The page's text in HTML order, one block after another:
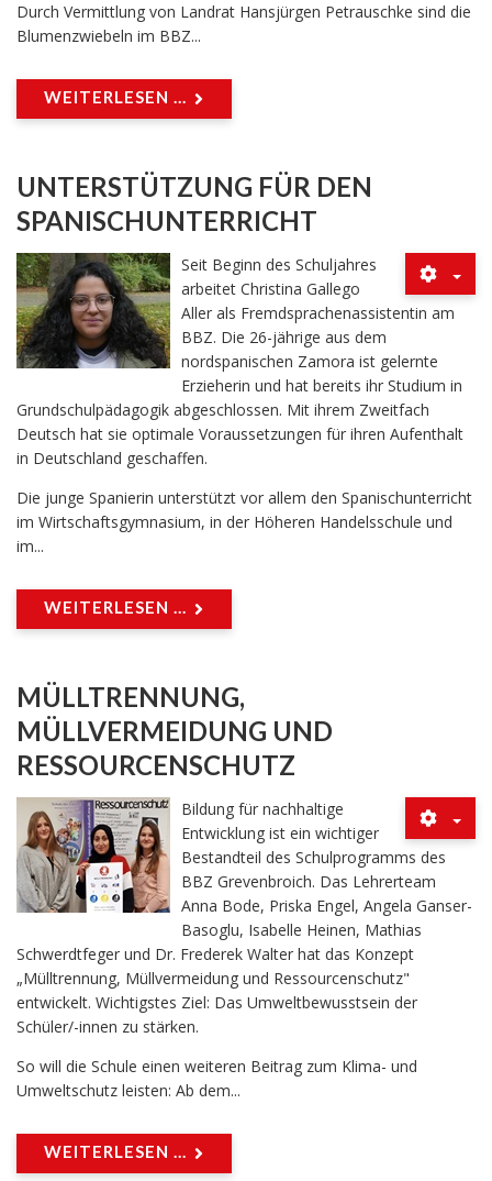
Durch Vermittlung von Landrat Hansjürgen Petrauschke sind die
Blumenzwiebeln im BBZ...
WEITERLESEN ...
UNTERSTÜTZUNG FÜR DEN
SPANISCHUNTERRICHT
Seit Beginn des Schuljahres
arbeitet Christina Gallego
Aller als Fremdsprachenassistentin am
BBZ. Die 26-jährige aus dem
nordspanischen Zamora ist gelernte
Erzieherin und hat bereits ihr Studium in
Grundschulpädagogik abgeschlossen. Mit ihrem Zweitfach
Deutsch hat sie optimale Voraussetzungen für ihren Aufenthalt
in Deutschland geschaffen.
Die junge Spanierin unterstützt vor allem den Spanischunterricht
im Wirtschaftsgymnasium, in der Höheren Handelsschule und
im...
WEITERLESEN ...
MÜLLTRENNUNG,
MÜLLVERMEIDUNG UND
RESSOURCENSCHUTZ
Bildung für nachhaltige
Entwicklung ist ein wichtiger
Bestandteil des Schulprogramms des
BBZ Grevenbroich. Das Lehrerteam
Anna Bode, Priska Engel, Angela Ganser-
Basoglu, Isabelle Heinen, Mathias
Schwerdtfeger und Dr. Frederek Walter hat das Konzept
„Mülltrennung, Müllvermeidung und Ressourcenschutz"
entwickelt. Wichtigstes Ziel: Das Umweltbewusstsein der
Schüler/-innen zu stärken.
So will die Schule einen weiteren Beitrag zum Klima- und
Umweltschutz leisten: Ab dem...
WEITERLESEN ...